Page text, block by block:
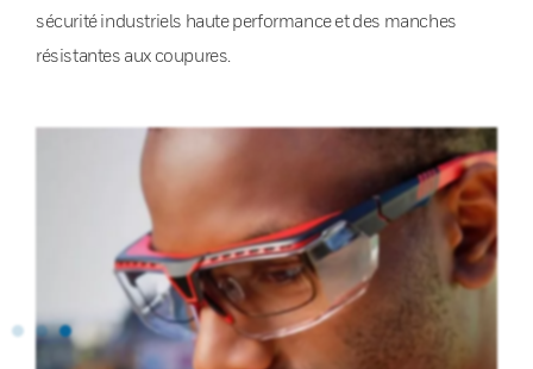
sécurité industriels haute performance et des manches
résistantes aux coupures.